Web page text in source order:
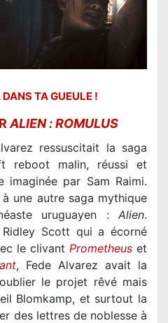
TA GUEULE !
ALIEN : ROMULUS
reboot malin, réussi et
imaginée par Sam Raimi.
une autre saga mythique
uruguayen : Alien.
Ridley Scott qui a écorné
le clivant Prometheus et
, Fede Alvarez avait la
le projet rêvé mais
Blomkamp, et surtout la
des lettres de noblesse à